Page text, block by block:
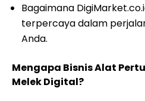
Bagaimana
terpercaya dalam
Anda.
Mengapa Bisnis Alat
Melek Digital?